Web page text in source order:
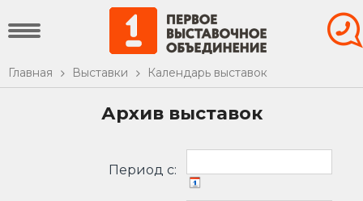
Главная Выставки Календарь выставок
Архив выставок
Период c: